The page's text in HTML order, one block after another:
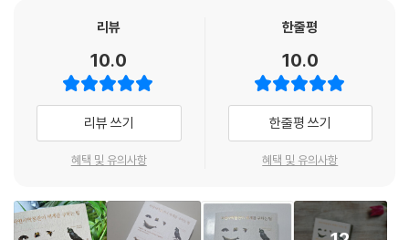
운 장소는 어떻게 탄생하고 유지될까? 자연사박물관이 동식물 표본을 수
잠재력까지 한 권으로 읽는 자연사박물관의 모든 것, 『자연사박물관이 세
계를 구하는 법(원제: Nature’s Memory)』이 출간되었다.
저자 잭 애슈비는 시민 800명이 참여한 화제의 ‘큰돌고래 뼈 맞추기’ 행사,
몸집 큰 동물들에 주목하는 관행을 뒤집은 UCL의 명소 ‘작은 것들을 위한
중동을 넘나들며 전 세계 유수의 자연사박물관들을 누빈다. 우리가 보는
표본은 10억 점가량의 소장품 중 극히 일부에 불과한데, 이 책은 화려한 전
리뷰
10.0
리뷰 쓰기
혜택 및 유의사항
한줄평
10.0
한줄평 쓰기
혜택 및 유의사항